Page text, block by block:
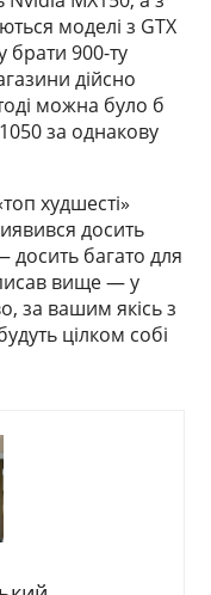
моделі з GTX
брати 900-ту
дійсно
можна було б
за однакову
худшесті»
досить
досить багато для
вище — у
за вашим якісь з
цілком собі